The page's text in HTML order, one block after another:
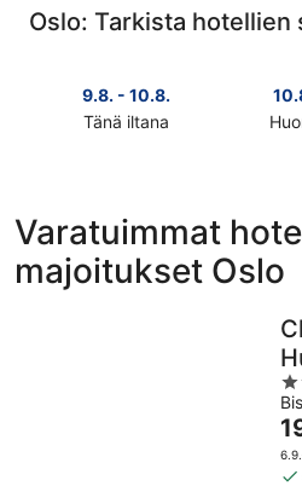
Oslo: Tarkista hotellien
9.8. - 10.8.
Tänä iltana
hinnat
täksi
illaksi
eli
eli
10.8.
11.8.
Varatuimmat
majoitukset Oslo
4
of
5
on